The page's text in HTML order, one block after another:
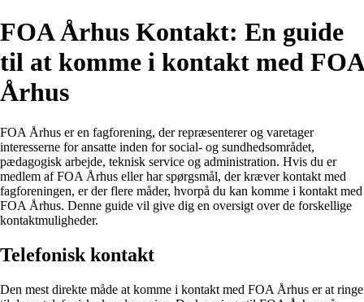
FOA Århus Kontakt: En guide
til at komme i kontakt med FOA
Århus
FOA Århus er en fagforening, der repræsenterer og varetager
interesserne for ansatte inden for social- og sundhedsområdet,
pædagogisk arbejde, teknisk service og administration. Hvis du er
medlem af FOA Århus eller har spørgsmål, der kræver kontakt med
fagforeningen, er der flere måder, hvorpå du kan komme i kontakt med
FOA Århus. Denne guide vil give dig en oversigt over de forskellige
kontaktmuligheder.
Telefonisk kontakt
Den mest direkte måde at komme i kontakt med FOA Århus er at ringe